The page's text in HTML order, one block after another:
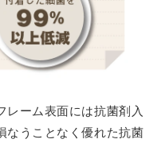
レーム表面には抗菌剤入
なうことなく優れた抗菌